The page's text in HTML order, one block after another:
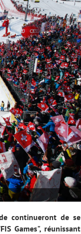
continueront de se
Games", réunissant